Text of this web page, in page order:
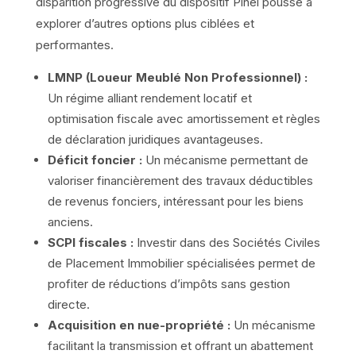
explorer d’autres options plus ciblées et
performantes.
LMNP (Loueur Meublé Non Professionnel) :
Un régime alliant rendement locatif et
optimisation fiscale avec amortissement et règles
de déclaration juridiques avantageuses.
Déficit foncier : Un mécanisme permettant de
valoriser financièrement des travaux déductibles
de revenus fonciers, intéressant pour les biens
anciens.
SCPI fiscales : Investir dans des Sociétés Civiles
de Placement Immobilier spécialisées permet de
profiter de réductions d’impôts sans gestion
directe.
Acquisition en nue-propriété : Un mécanisme
facilitant la transmission et offrant un abattement